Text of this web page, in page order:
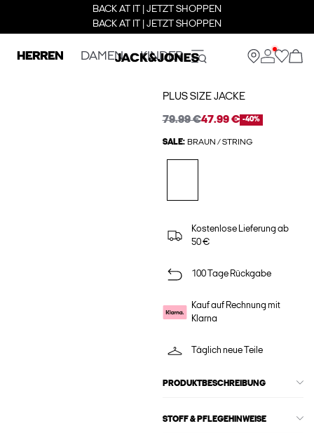
BACK AT IT | JETZT SHOPPEN
BACK AT IT | JETZT SHOPPEN
HERREN DAMEN KINDER
PLUS SIZE JACKE
79.99 €47.99 € -40%
SALE: BRAUN / STRING
Kostenlose Lieferung ab
50 €
100 Tage Rückgabe
Kauf auf Rechnung mit
Klarna
Täglich neue Teile
PRODUKTBESCHREIBUNG
STOFF & PFLEGEHINWEISE